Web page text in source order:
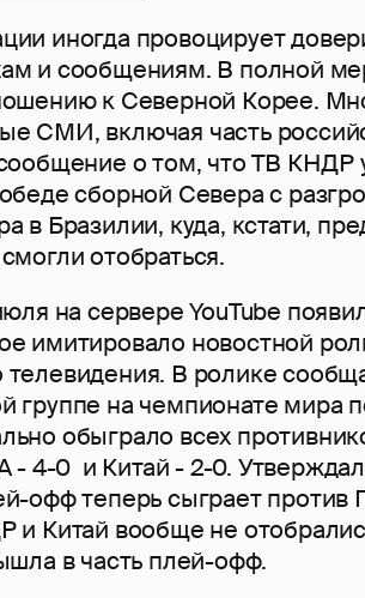
иногда провоцирует
и сообщениям. В полной
к Северной Корее.
СМИ, включая часть
о том, что ТВ КНДР
сборной Севера с
в Бразилии, куда, кстати,
отобраться.
на сервере YouTube
имитировало новостной
телевидения. В ролике
группе на чемпионате мира
обыграло всех
4-0 и Китай - 2-0.
офф теперь сыграет против
и Китай вообще не
в часть плей-офф.